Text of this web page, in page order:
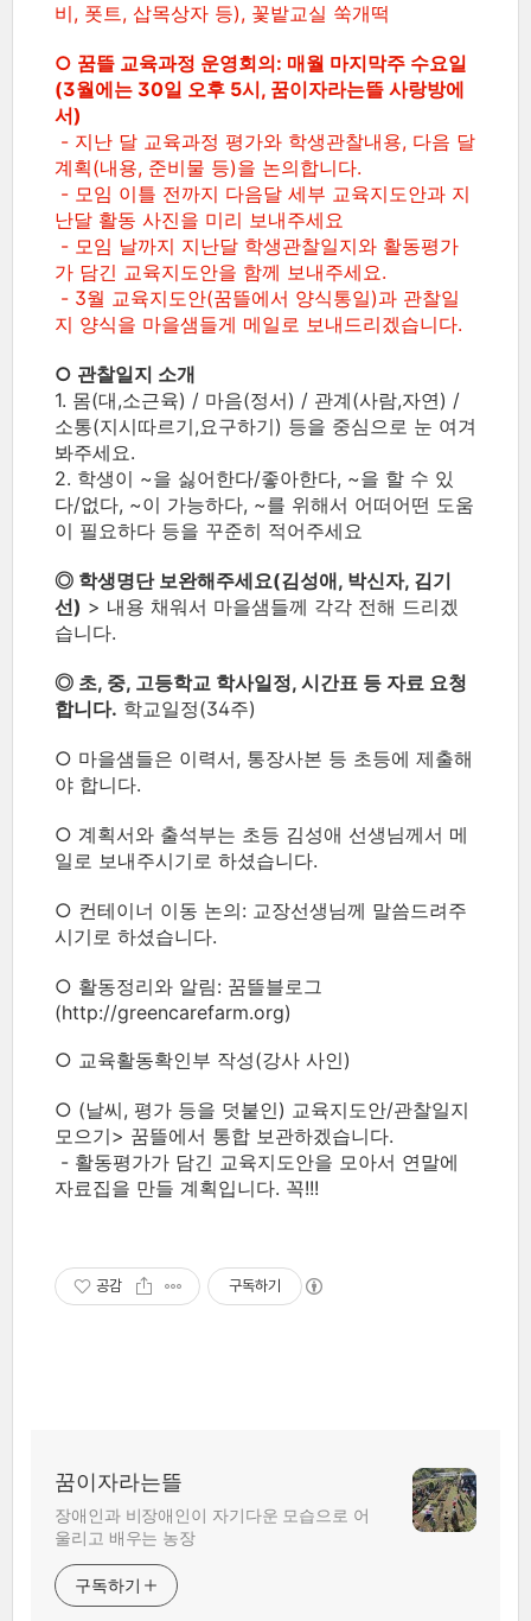
비, 폿트, 삽목상자 등), 꽃밭교실 쑥개떡
○ 꿈뜰 교육과정 운영회의: 매월 마지막주 수요일
(3월에는 30일 오후 5시, 꿈이자라는뜰 사랑방에
서)
- 지난 달 교육과정 평가와 학생관찰내용, 다음 달
계획(내용, 준비물 등)을 논의합니다.
- 모임 이틀 전까지 다음달 세부 교육지도안과 지
난달 활동 사진을 미리 보내주세요
- 모임 날까지 지난달 학생관찰일지와 활동평가
가 담긴 교육지도안을 함께 보내주세요.
- 3월 교육지도안(꿈뜰에서 양식통일)과 관찰일
지 양식을 마을샘들게 메일로 보내드리겠습니다.
○ 관찰일지 소개
1. 몸(대,소근육) / 마음(정서) / 관계(사람,자연) /
소통(지시따르기,요구하기) 등을 중심으로 눈 여겨
봐주세요.
2. 학생이 ~을 싫어한다/좋아한다, ~을 할 수 있
다/없다, ~이 가능하다, ~를 위해서 어떠어떤 도움
이 필요하다 등을 꾸준히 적어주세요
◎ 학생명단 보완해주세요(김성애, 박신자, 김기
선) > 내용 채워서 마을샘들께 각각 전해 드리겠
습니다.
◎ 초, 중, 고등학교 학사일정, 시간표 등 자료 요청
합니다. 학교일정(34주)
○ 마을샘들은 이력서, 통장사본 등 초등에 제출해
야 합니다.
○ 계획서와 출석부는 초등 김성애 선생님께서 메
일로 보내주시기로 하셨습니다.
○ 컨테이너 이동 논의: 교장선생님께 말씀드려주
시기로 하셨습니다.
○ 활동정리와 알림: 꿈뜰블로그
(http://greencarefarm.org)
○ 교육활동확인부 작성(강사 사인)
○ (날씨, 평가 등을 덧붙인) 교육지도안/관찰일지
모으기> 꿈뜰에서 통합 보관하겠습니다.
- 활동평가가 담긴 교육지도안을 모아서 연말에
자료집을 만들 계획입니다. 꼭!!!
공감 구독하기
꿈이자라는뜰
장애인과 비장애인이 자기다운 모습으로 어
울리고 배우는 농장
구독하기